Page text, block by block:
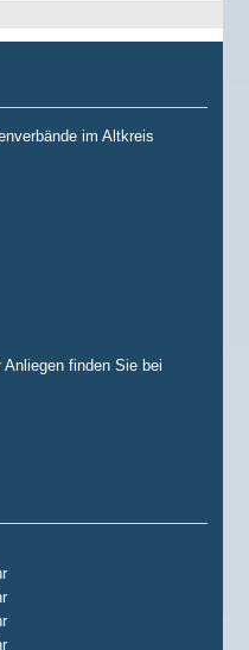
im Altkreis
finden Sie bei